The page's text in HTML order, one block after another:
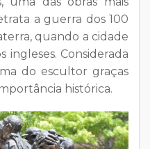
a guerra dos 100
quando a cidade
ingleses. Considerada
do escultor graças
histórica.